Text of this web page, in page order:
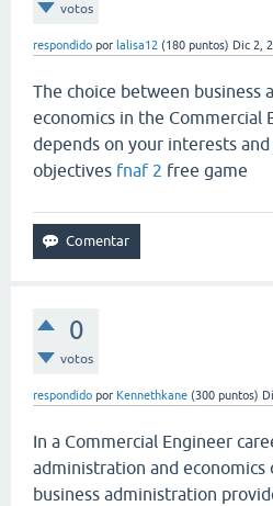
votos
respondido por lalisa12 (180 puntos) Dic 2,
The choice between business
economics in the Commercial
depends on your interests
objectives fnaf 2 free game
0
votos
respondido por Kennethkane (300 puntos)
In a Commercial Engineer
administration and
business administration